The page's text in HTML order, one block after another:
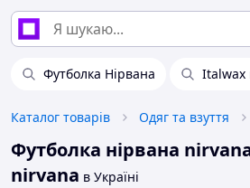
Футболка Нірвана Italwax
Каталог товарів Одяг та взуття
Футболка нірвана
nirvana в Україні